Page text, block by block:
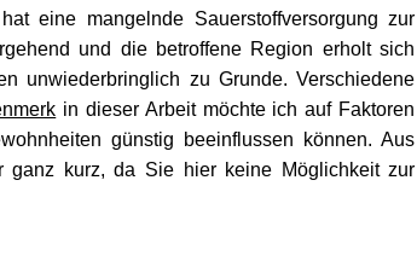
eine mangelnde Sauerstoffversorgung zur
und die betroffene Region erholt sich
unwiederbringlich zu Grunde. Verschiedene
in dieser Arbeit möchte ich auf Faktoren
günstig beeinflussen können. Aus
ganz kurz, da Sie hier keine Möglichkeit zur